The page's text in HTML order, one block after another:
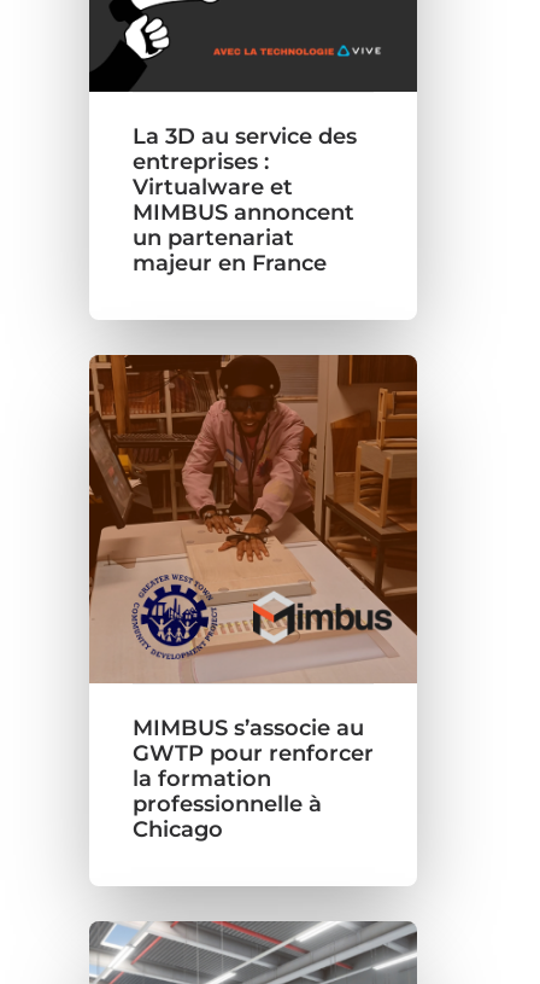
La 3D au service des
entreprises :
Virtualware et
MIMBUS annoncent
un partenariat
majeur en France
MIMBUS s’associe au
GWTP pour renforcer
la formation
professionnelle à
Chicago